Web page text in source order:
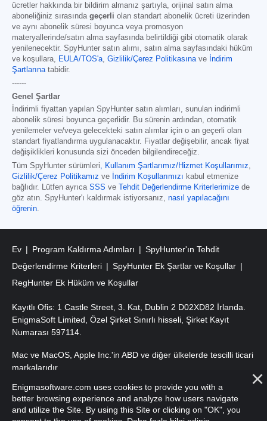
ücretler hakkında bir bildirim almanız şartıyla, orijinal satın alma
aboneliğiniz sırasında geçerli olan standart abonelik ücreti üzerinden
ve aynı abonelik süresi boyunca veya promosyon
materyallerinde/satın alma sayfasında belirtildiği gibi otomatik olarak
yenilenecektir. SpyHunter satın alımı, satın alma sayfasındaki hüküm
ve koşullara, EULA/TOS'a, Gizlilik/Çerez Politikasınave İndirim
Şartlarınatabidir.
------
Genel Şartlar
İndirimli fiyattan yapılan SpyHunter satın alımları, sunulan indirimli
abonelik süresi boyunca geçerlidir. Bu sürenin ardından, otomatik
yenilemeler ve/veya gelecekteki satın alımlar için o an geçerli olan
standart fiyatlandırma uygulanacaktır. Fiyatlar değişebilir, ancak fiyat
değişiklikleri konusunda sizi önceden bilgilendireceğiz.
Tüm SpyHunter sürümleri, Kullanım Şartlarımız/Hizmet Koşullarımız,
Gizlilik/Çerez Politikamız ve İndirim Koşullarımızı kabul etmenize
bağlıdır. Lütfen ayrıca SSS ve Tehdit Değerlendirme Kriterlerimize de
göz atın. SpyHunter'ı kaldırmak istiyorsanız, nasıl yapılacağını
öğrenin.
Ev Program Kaldırma Adımları
SpyHunter'ın Tehdit
Değerlendirme Kriterleri
SpyHunter Ek Şartlar ve Koşullar
RegHunter Ek Hüküm ve Koşullar
Kayıtlı Ofis: 1 Castle Street, 3. Kat, Dublin 2 D02XD82 İrlanda.
EnigmaSoft Limited, Özel Şirket Sınırlı hisseli, Şirket Kayıt
Numarası 597114.
Mac ve MacOS, Apple Inc.'in ABD ve diğer ülkelerde tescilli ticari
markalarıdır.
Telif Hakkı 2016-2026. EnigmaSoft Ltd. Tüm Hakları Saklıdır.
Enigmasoftware.com uses cookies to provide you with a
better browsing experience and analyze how users navigate
and utilize the Site. By using this Site or clicking on "OK", you